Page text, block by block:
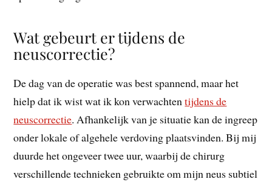
Wat gebeurt er tijdens de
neuscorrectie?
De dag van de operatie was best spannend, maar het
hielp dat ik wist wat ik kon verwachtentijdens de
neuscorrectie. Afhankelijk van je situatie kan de ingreep
onder lokale of algehele verdoving plaatsvinden. Bij mij
duurde het ongeveer twee uur, waarbij de chirurg
verschillende technieken gebruikte om mijn neus subtiel